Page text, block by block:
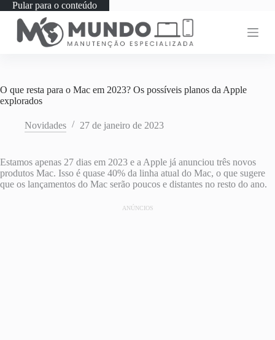
Pular para o conteúdo
O que resta para o Mac em 2023? Os possíveis planos da Apple
explorados
Novidades 27 de janeiro de 2023
Estamos apenas 27 dias em 2023 e a Apple já anunciou três novos
produtos Mac. Isso é quase 40% da linha atual do Mac, o que sugere
que os lançamentos do Mac serão poucos e distantes no resto do ano.
ANÚNCIOS